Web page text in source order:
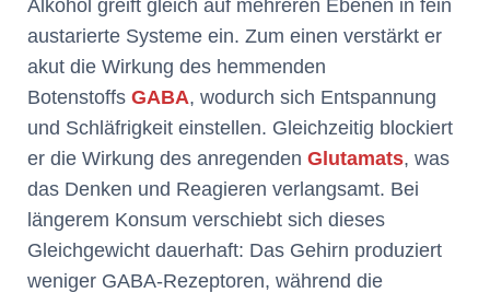
Alkohol greift gleich auf mehreren Ebenen in fein
austarierte Systeme ein. Zum einen verstärkt er
akut die Wirkung des hemmenden
Botenstoffs GABA, wodurch sich Entspannung
und Schläfrigkeit einstellen. Gleichzeitig blockiert
er die Wirkung des anregenden Glutamats, was
das Denken und Reagieren verlangsamt. Bei
längerem Konsum verschiebt sich dieses
Gleichgewicht dauerhaft: Das Gehirn produziert
weniger GABA-Rezeptoren, während die